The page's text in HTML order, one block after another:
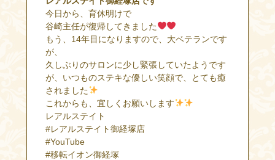
今日から、育休明けで
谷崎主任が復帰してきました
もう、14年目になりますので、大ベテランです
が、
久しぶりのサロンに少し緊張していたようです
が、いつものステキな優しい笑顔で、とても癒
されました
これからも、宜しくお願いします
レアルステイト
#レアルステイト御経塚店
#YouTube
#移転イオン御経塚